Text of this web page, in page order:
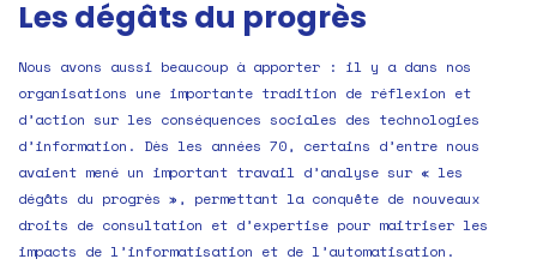
Les dégâts du progrès
Nous avons aussi beaucoup à apporter : il y a dans nos
organisations une importante tradition de réflexion et
d’action sur les conséquences sociales des technologies
d’information. Dès les années 70, certains d’entre nous
avaient mené un important travail d’analyse sur « les
dégâts du progrès », permettant la conquête de nouveaux
droits de consultation et d’expertise pour maitriser les
impacts de l’informatisation et de l’automatisation.